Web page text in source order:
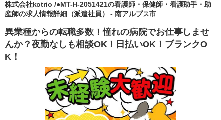
株式会社kotrio /●MT-H-2051421の看護師・保健師・看護助手・助
産師の求人情報詳細（派遣社員） - 南アルプス市
異業種からの転職多数！憧れの病院でお仕事しませ
んか？夜勤なしも相談OK！日払いOK！ブランクO
K！